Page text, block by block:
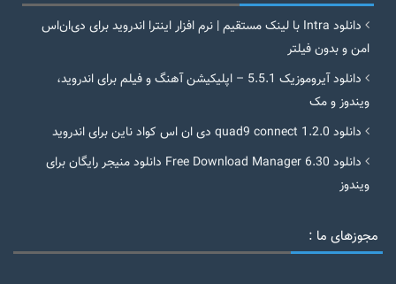
دانلود Intra با لینک مستقیم | نرم افزار اینترا اندروید برای دی‌ان‌اس
امن و بدون فیلتر
دانلود آیروموزیک 5.5.1 – اپلیکیشن آهنگ و فیلم برای اندروید،
ویندوز و مک
دانلود quad9 connect 1.2.0 دی ان اس کواد ناین برای اندروید
دانلود Free Download Manager 6.30 دانلود منیجر رایگان برای
ویندوز
مجوزهای ما :